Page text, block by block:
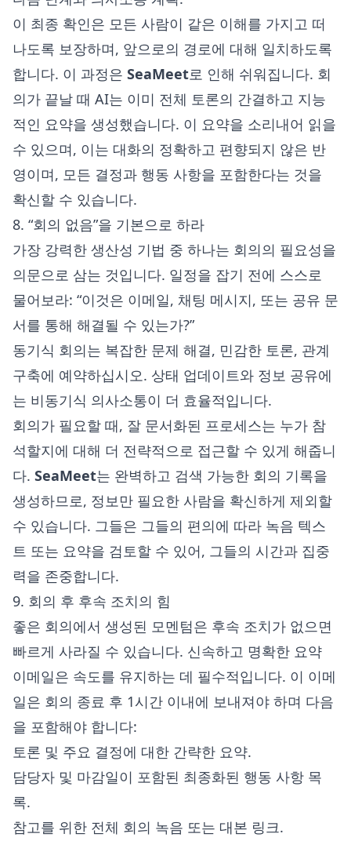
이 최종 확인은 모든 사람이 같은 이해를 가지고 떠
나도록 보장하며, 앞으로의 경로에 대해 일치하도록
합니다. 이 과정은 SeaMeet로 인해 쉬워집니다. 회
의가 끝날 때 AI는 이미 전체 토론의 간결하고 지능
적인 요약을 생성했습니다. 이 요약을 소리내어 읽을
수 있으며, 이는 대화의 정확하고 편향되지 않은 반
영이며, 모든 결정과 행동 사항을 포함한다는 것을
확신할 수 있습니다.
8. “회의 없음”을 기본으로 하라
가장 강력한 생산성 기법 중 하나는 회의의 필요성을
의문으로 삼는 것입니다. 일정을 잡기 전에 스스로
물어보라: “이것은 이메일, 채팅 메시지, 또는 공유 문
서를 통해 해결될 수 있는가?”
동기식 회의는 복잡한 문제 해결, 민감한 토론, 관계
구축에 예약하십시오. 상태 업데이트와 정보 공유에
는 비동기식 의사소통이 더 효율적입니다.
회의가 필요할 때, 잘 문서화된 프로세스는 누가 참
석할지에 대해 더 전략적으로 접근할 수 있게 해줍니
다. SeaMeet는 완벽하고 검색 가능한 회의 기록을
생성하므로, 정보만 필요한 사람을 확신하게 제외할
수 있습니다. 그들은 그들의 편의에 따라 녹음 텍스
트 또는 요약을 검토할 수 있어, 그들의 시간과 집중
력을 존중합니다.
9. 회의 후 후속 조치의 힘
좋은 회의에서 생성된 모멘텀은 후속 조치가 없으면
빠르게 사라질 수 있습니다. 신속하고 명확한 요약
이메일은 속도를 유지하는 데 필수적입니다. 이 이메
일은 회의 종료 후 1시간 이내에 보내져야 하며 다음
을 포함해야 합니다:
토론 및 주요 결정에 대한 간략한 요약.
담당자 및 마감일이 포함된 최종화된 행동 사항 목
록.
참고를 위한 전체 회의 녹음 또는 대본 링크.